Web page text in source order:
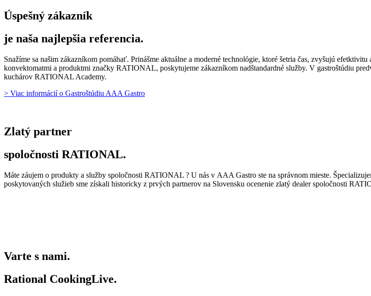
Úspešný zákazník
je naša najlepšia referencia.
Snažíme sa našim zákazníkom pomáhať. Prinášme aktuálne a moderné technológie, ktoré šetria čas, zvyšujú
konvektomatmi a produktmi značky RATIONAL, poskytujeme zákazníkom nadštandardné služby. V gastroštúdiu
kuchárov RATIONAL Academy.
> Viac informácií o Gastroštúdiu AAA Gastro
Zlatý partner
spoločnosti RATIONAL.
Máte záujem o produkty a služby spoločnosti RATIONAL ? U nás v AAA Gastro ste na správnom mieste.
poskytovaných služieb sme získali historicky z prvých partnerov na Slovensku ocenenie zlatý dealer spoločnosti
Varte s nami.
Rational CookingLive​.